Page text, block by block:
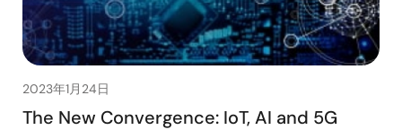
2023年1月24日
The New Convergence: IoT, AI and 5G